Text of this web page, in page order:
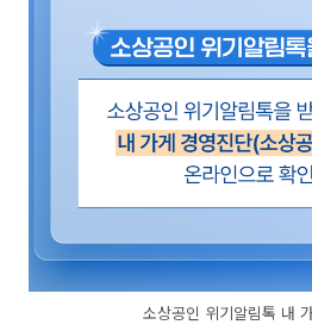
소상공인 위기알림톡 내